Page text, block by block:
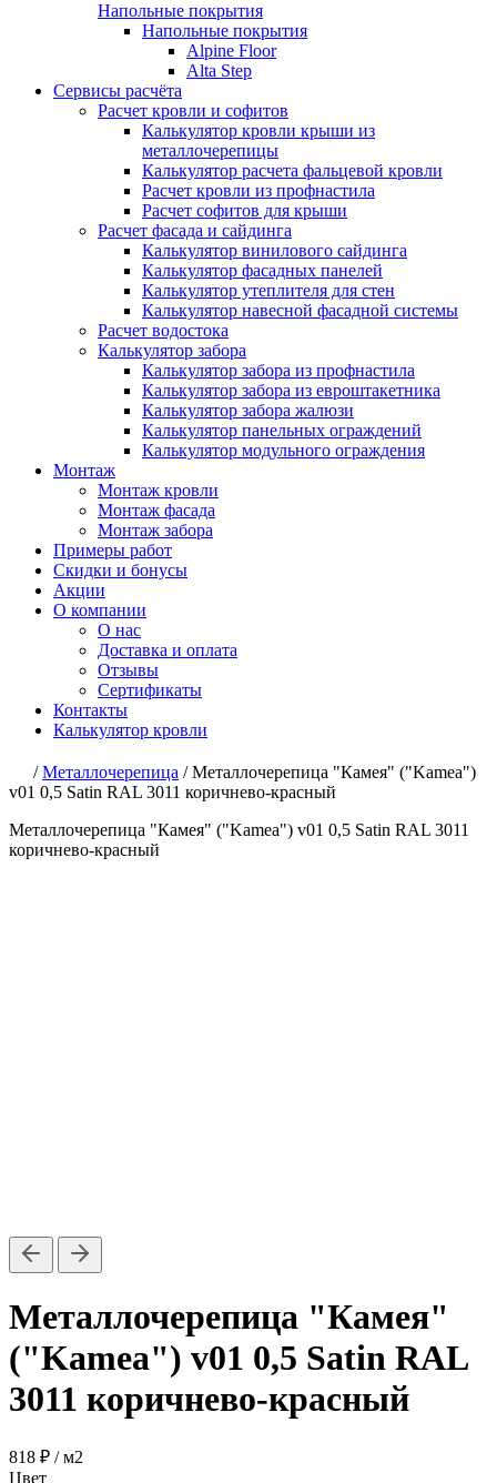
Напольные покрытия
Напольные покрытия
Alpine Floor
Alta Step
Сервисы расчёта
Расчет кровли и софитов
Калькулятор кровли крыши из
металлочерепицы
Калькулятор расчета фальцевой кровли
Расчет кровли из профнастила
Расчет софитов для крыши
Расчет фасада и сайдинга
Калькулятор винилового сайдинга
Калькулятор фасадных панелей
Калькулятор утеплителя для стен
Калькулятор навесной фасадной системы
Расчет водостока
Калькулятор забора
Калькулятор забора из профнастила
Калькулятор забора из евроштакетника
Калькулятор забора жалюзи
Калькулятор панельных ограждений
Калькулятор модульного ограждения
Монтаж
Монтаж кровли
Монтаж фасада
Монтаж забора
Примеры работ
Скидки и бонусы
Акции
О компании
О нас
Доставка и оплата
Отзывы
Сертификаты
Контакты
Калькулятор кровли
/Металлочерепица /Металлочерепица "Камея" ("Kamea")
v01 0,5 Satin RAL 3011 коричнево-красный
Металлочерепица "Камея" ("Kamea") v01 0,5 Satin RAL 3011
коричнево-красный
Металлочерепица "Камея"
("Kamea") v01 0,5 Satin RAL
3011 коричнево-красный
818 ₽ / м2
Цвет